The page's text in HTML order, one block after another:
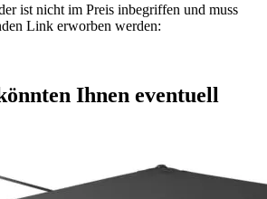
ist nicht im Preis inbegriffen und muss
Link erworben werden:
Ihnen eventuell